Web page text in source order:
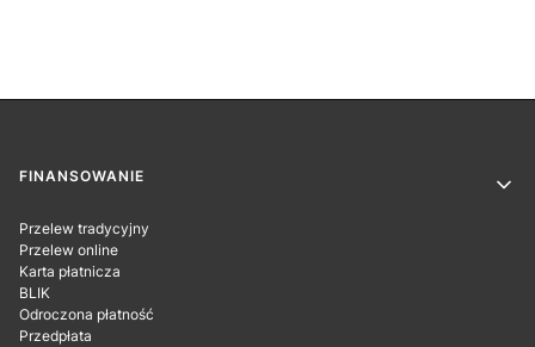
Linki w stopce
FINANSOWANIE
Przelew tradycyjny
Przelew online
Karta płatnicza
BLIK
Odroczona płatność
Przedpłata